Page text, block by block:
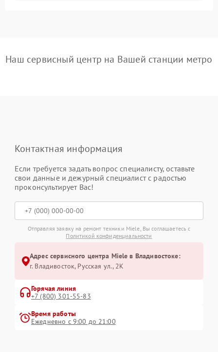
Наш сервисный центр на Вашей станции метро
Контактная информация
Если требуется задать вопрос специалисту, оставьте
свои данные и дежурный специалист с радостью
проконсультирует Вас!
Отправляя заявку на ремонт техники Miele, Вы соглашаетесь с
Политикой конфиденциальности
Адрес сервисного центра Miele в Владивостоке:
г. Владивосток, Русская ул., 2К
Горячая линия
+7 (800) 301-55-83
Время работы
Ежедневно с 9:00 до 21:00